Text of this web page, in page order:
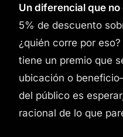
Un diferencial que
5% de descuento
¿quién corre por
tiene un premio que
ubicación o
del público es
racional de lo que